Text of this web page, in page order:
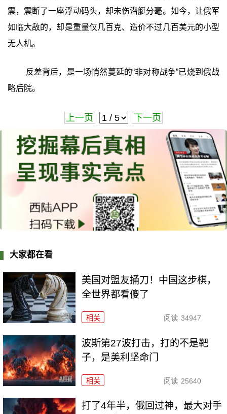
震，震断了一座浮动码头，却未伤潜艇分毫。如今，让俄军
如临大敌的，却是重量仅几百克、造价不过几百美元的小型
无人机。
反差背后，是一场悄然蔓延的“非对称战争”已烧到俄战
略后院。
上一页 下一页
大家都在看
美国对盟友捅刀！中国这步棋，
全世界都看傻了
相关 阅读 34947
波斯第27波打击，打的不是靶
子，是美利坚命门
相关 阅读 25640
打了4年半，俄回过神，最大对手